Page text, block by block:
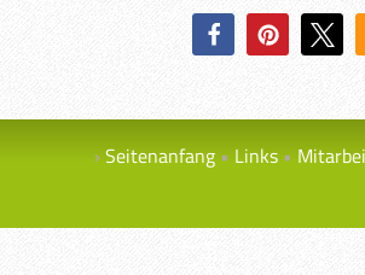
Seitenanfang Links